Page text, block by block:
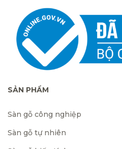
SẢN PHẨM
Sàn gỗ công nghiệp
Sàn gỗ tự nhiên